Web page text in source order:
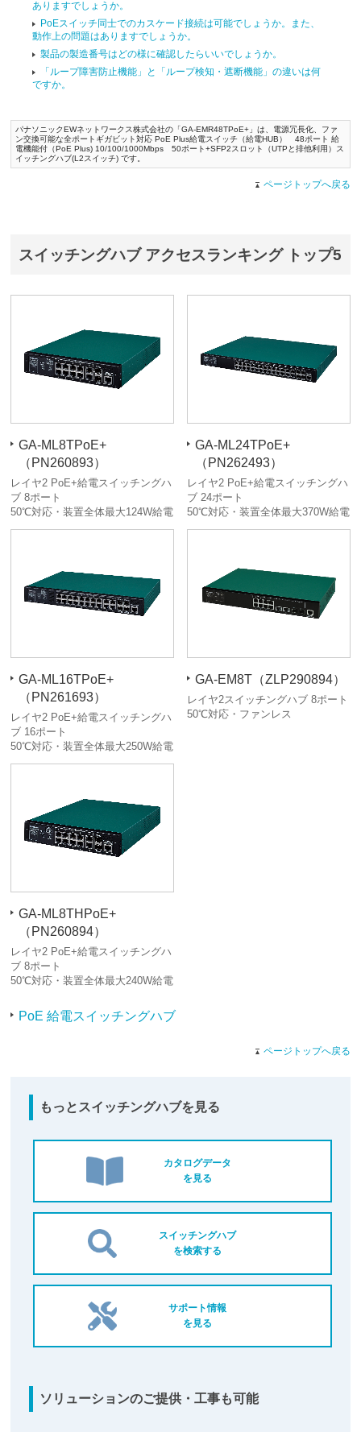
ありますでしょうか。
PoEスイッチ同士でのカスケード接続は可能でしょうか。また、
動作上の問題はありますでしょうか。
製品の製造番号はどの様に確認したらいいでしょうか。
「ループ障害防止機能」と「ループ検知・遮断機能」の違いは何
ですか。
パナソニックEWネットワークス株式会社の「GA-EMR48TPoE+」は、電源冗長化、ファ
ン交換可能な全ポートギガビット対応 PoE Plus給電スイッチ（給電HUB） 48ポート 給
電機能付（PoE Plus) 10/100/1000Mbps 50ポート+SFP2スロット（UTPと排他利用）ス
イッチングハブ(L2スイッチ) です。
ページトップへ戻る
スイッチングハブ アクセスランキング トップ5
GA-ML8TPoE+
（PN260893）
レイヤ2 PoE+給電スイッチングハ
ブ 8ポート
50℃対応・装置全体最大124W給電
GA-ML24TPoE+
（PN262493）
レイヤ2 PoE+給電スイッチングハ
ブ 24ポート
50℃対応・装置全体最大370W給電
GA-ML16TPoE+
（PN261693）
レイヤ2 PoE+給電スイッチングハ
ブ 16ポート
50℃対応・装置全体最大250W給電
GA-EM8T（ZLP290894）
レイヤ2スイッチングハブ 8ポート
50℃対応・ファンレス
GA-ML8THPoE+
（PN260894）
レイヤ2 PoE+給電スイッチングハ
ブ 8ポート
50℃対応・装置全体最大240W給電
PoE 給電スイッチングハブ
ページトップへ戻る
もっとスイッチングハブを見る
カタログデータ
を見る
スイッチングハブ
を検索する
サポート情報
を見る
ソリューションのご提供・工事も可能